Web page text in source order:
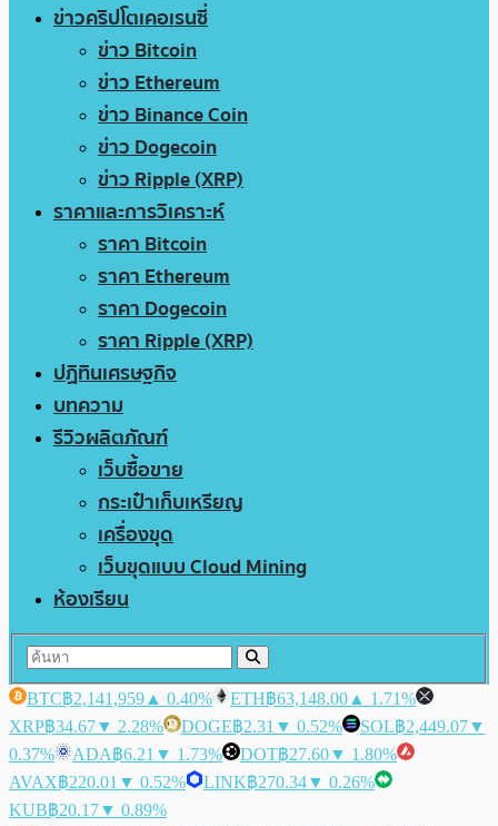
ข่าวคริปโตเคอเรนซี่
ข่าว Bitcoin
ข่าว Ethereum
ข่าว Binance Coin
ข่าว Dogecoin
ข่าว Ripple (XRP)
ราคาและการวิเคราะห์
ราคา Bitcoin
ราคา Ethereum
ราคา Dogecoin
ราคา Ripple (XRP)
ปฏิทินเศรษฐกิจ
บทความ
รีวิวผลิตภัณฑ์
เว็บซื้อขาย
กระเป๋าเก็บเหรียญ
เครื่องขุด
เว็บขุดแบบ Cloud Mining
ห้องเรียน
BTC฿2,141,959 ▲ 0.40% ETH฿63,148.00 ▲ 1.71%
XRP฿34.67▼ 2.28% DOGE฿2.31 ▼ 0.52% SOL฿2,449.07▼
0.37%
ADA฿6.21 ▼ 1.73% DOT฿27.60▼ 1.80%
AVAX฿220.01 ▼ 0.52% LINK฿270.34▼ 0.26%
KUB฿20.17▼ 0.89%